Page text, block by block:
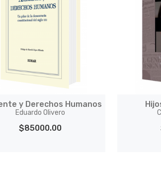
y Derechos Humanos
Eduardo Olivero
$85000.00